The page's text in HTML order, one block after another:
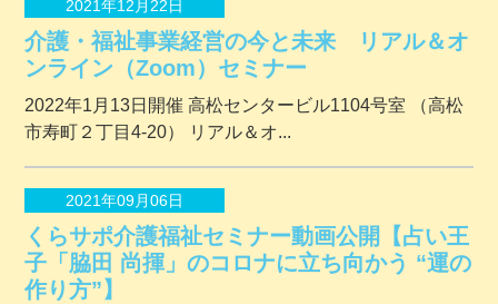
2021年12月22日
介護・福祉事業経営の今と未来 リアル＆オ
ンライン（Zoom）セミナー
2022年1月13日開催 ⾼松センタービル1104号室 （⾼松
市寿町２丁⽬4-20） リアル＆オ...
2021年09月06日
くらサポ介護福祉セミナー動画公開【占い王
子「脇田 尚揮」のコロナに立ち向かう “運の
作り方”】